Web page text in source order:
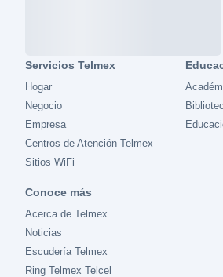
Servicios Telmex
Hogar
Negocio
Empresa
Centros de Atención Telmex
Sitios WiFi
Conoce más
Acerca de Telmex
Noticias
Escudería Telmex
Ring Telmex Telcel